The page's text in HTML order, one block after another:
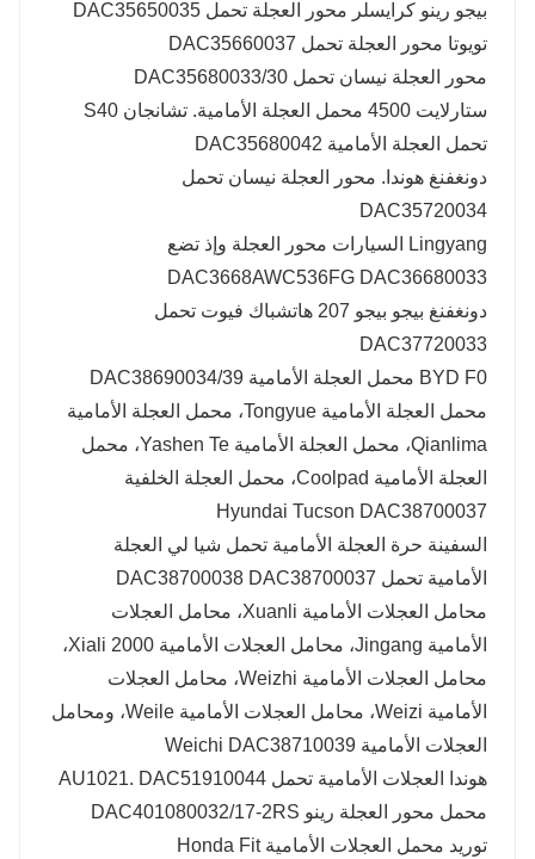
بيجو رينو كرايسلر محور العجلة تحمل DAC35650035
تويوتا محور العجلة تحمل DAC35660037
محور العجلة نيسان تحمل DAC35680033/30
ستارلايت 4500 محمل العجلة الأمامية. تشانجان S40
تحمل العجلة الأمامية DAC35680042
دونغفنغ هوندا. محور العجلة نيسان تحمل
DAC35720034
Lingyang السيارات محور العجلة وإذ تضع
DAC3668AWC536FG DAC36680033
دونغفنغ بيجو بيجو 207 هاتشباك فيوت تحمل
DAC37720033
BYD F0 محمل العجلة الأمامية DAC38690034/39
محمل العجلة الأمامية Tongyue، محمل العجلة الأمامية
Qianlima، محمل العجلة الأمامية Yashen Te، محمل
العجلة الأمامية Coolpad، محمل العجلة الخلفية
Hyundai Tucson DAC38700037
السفينة حرة العجلة الأمامية تحمل شيا لي العجلة
الأمامية تحمل DAC38700038 DAC38700037
محامل العجلات الأمامية Xuanli، محامل العجلات
الأمامية Jingang، محامل العجلات الأمامية Xiali 2000،
محامل العجلات الأمامية Weizhi، محامل العجلات
الأمامية Weizi، محامل العجلات الأمامية Weile، ومحامل
العجلات الأمامية Weichi DAC38710039
هوندا العجلات الأمامية تحمل AU1021. DAC51910044
محمل محور العجلة رينو DAC401080032/17-2RS
توريد محمل العجلات الأمامية Honda Fit